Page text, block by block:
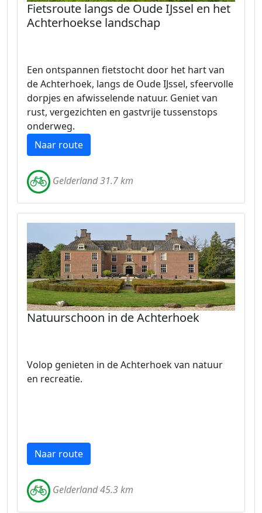
Fietsroute langs de Oude IJssel en het
Achterhoekse landschap
Een ontspannen fietstocht door het hart van
de Achterhoek, langs de Oude IJssel, sfeervolle
dorpjes en afwisselende natuur. Geniet van
rust, vergezichten en gastvrije tussenstops
onderweg.
Naar route
Gelderland 31.7 km
Natuurschoon in de Achterhoek
Volop genieten in de Achterhoek van natuur
en recreatie.
Naar route
Gelderland 45.3 km